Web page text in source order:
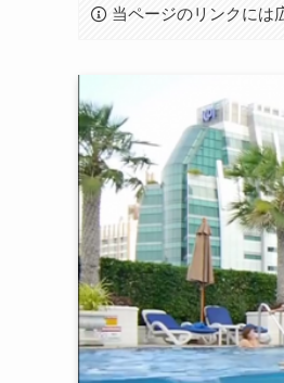
当ページのリンクには